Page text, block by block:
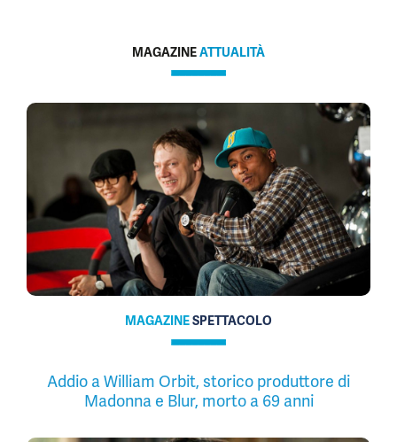
MAGAZINEATTUALITÀ
MAGAZINESPETTACOLO
Addio a William Orbit, storico produttore di
Madonna e Blur, morto a 69 anni